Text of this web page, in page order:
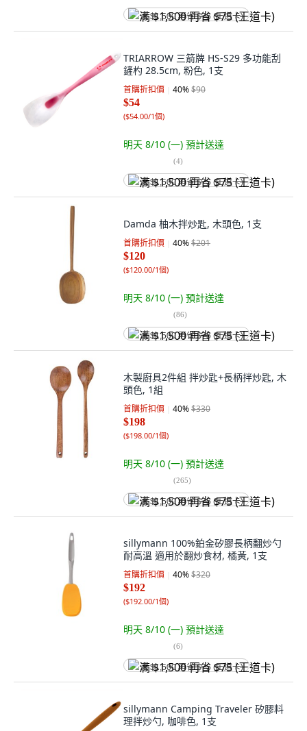
满 $1,500 再省 $75 (王道卡)
TRIARROW 三箭牌 HS-S29 多功能刮
鏟杓 28.5cm, 粉色, 1支
首購折扣價 40%$90
$54
($54.00/1個)
明天 8/10 (一) 預計送達
(4)
满 $1,500 再省 $75 (王道卡)
Damda 柚木拌炒匙, 木頭色, 1支
首購折扣價 40%$201
$120
($120.00/1個)
明天 8/10 (一) 預計送達
(86)
满 $1,500 再省 $75 (王道卡)
木製廚具2件組 拌炒匙+長柄拌炒匙, 木
頭色, 1組
首購折扣價 40%$330
$198
($198.00/1個)
明天 8/10 (一) 預計送達
(265)
满 $1,500 再省 $75 (王道卡)
sillymann 100%鉑金矽膠長柄翻炒勺
耐高溫 適用於翻炒食材, 橘黃, 1支
首購折扣價 40%$320
$192
($192.00/1個)
明天 8/10 (一) 預計送達
(6)
满 $1,500 再省 $75 (王道卡)
sillymann Camping Traveler 矽膠料
理拌炒勺, 咖啡色, 1支